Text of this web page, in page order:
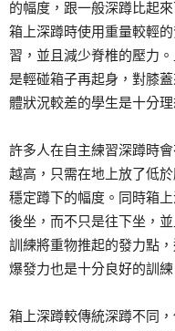
的幅度，跟一般深蹲比起
箱上深蹲時使用重量較輕
習，並且減少脊椎的壓力
是輕碰箱子再起身，對膝
體狀況較差的學生是十分理
許多人在自主練習深蹲時
越高，只需在地上放了低
穩定蹲下的幅度。同時箱
後坐，而不只是往下坐，
訓練將重物推起的發力點
爆發力也是十分良好的訓練
箱上深蹲較傳統深蹲不同